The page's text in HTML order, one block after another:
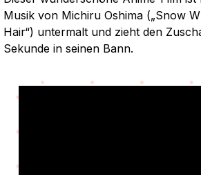
Musik von Michiru Oshima („Snow
Hair“) untermalt und zieht den
Sekunde in seinen Bann.